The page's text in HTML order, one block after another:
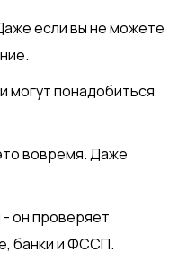
если вы не можете
могут понадобиться
вовремя. Даже
он проверяет
банки и ФССП.